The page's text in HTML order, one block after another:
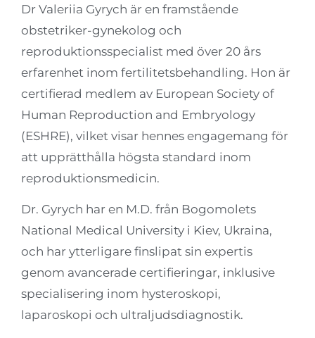
Dr Valeriia Gyrych är en framstående
obstetriker-gynekolog och
reproduktionsspecialist med över 20 års
erfarenhet inom fertilitetsbehandling. Hon är
certifierad medlem av European Society of
Human Reproduction and Embryology
(ESHRE), vilket visar hennes engagemang för
att upprätthålla högsta standard inom
reproduktionsmedicin.
Dr. Gyrych har en M.D. från Bogomolets
National Medical University i Kiev, Ukraina,
och har ytterligare finslipat sin expertis
genom avancerade certifieringar, inklusive
specialisering inom hysteroskopi,
laparoskopi och ultraljudsdiagnostik.